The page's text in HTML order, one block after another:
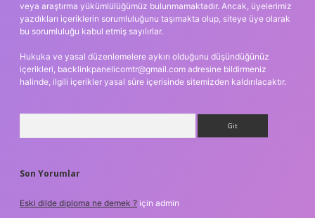
veya araştırma yükümlülüğümüz bulunmamaktadır. Ancak, üyelerimiz
yazdıkları içeriklerin sorumluluğunu taşımakta olup, siteye üye olarak
bu sorumluluğu kabul etmiş sayılırlar.
Hukuka ve yasal düzenlemelere aykırı olduğunu düşündüğünüz
içerikleri, backlinkpanelicomtr@gmail.com adresine bildirmeniz
halinde, ilgili içerikler yasal süre içerisinde sitemizden kaldırılacaktır.
Son Yorumlar
Eski dilde diploma ne demek ? için admin